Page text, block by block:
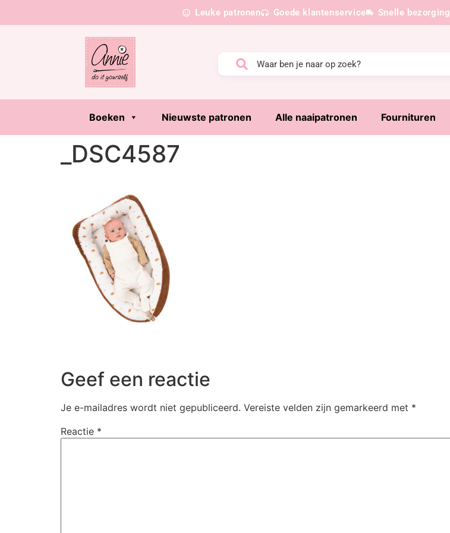
Leuke patronen Goede klantenservice Snelle bezorging
Boeken Nieuwste patronen Alle naaipatronen Fournituren
_DSC4587
Geef een reactie
Je e-mailadres wordt niet gepubliceerd. Vereiste velden zijn gemarkeerd met *
Reactie *